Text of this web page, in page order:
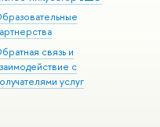
связь и
с
услуг